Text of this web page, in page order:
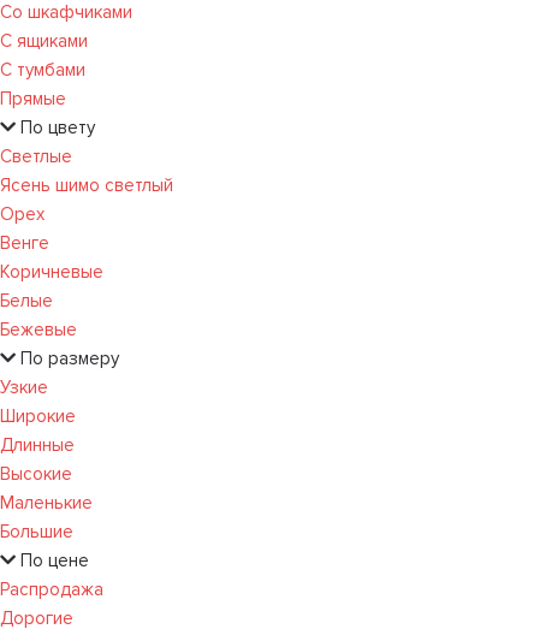
Со шкафчиками
С ящиками
С тумбами
Прямые
По цвету
Светлые
Ясень шимо светлый
Орех
Венге
Коричневые
Белые
Бежевые
По размеру
Узкие
Широкие
Длинные
Высокие
Маленькие
Большие
По цене
Распродажа
Дорогие